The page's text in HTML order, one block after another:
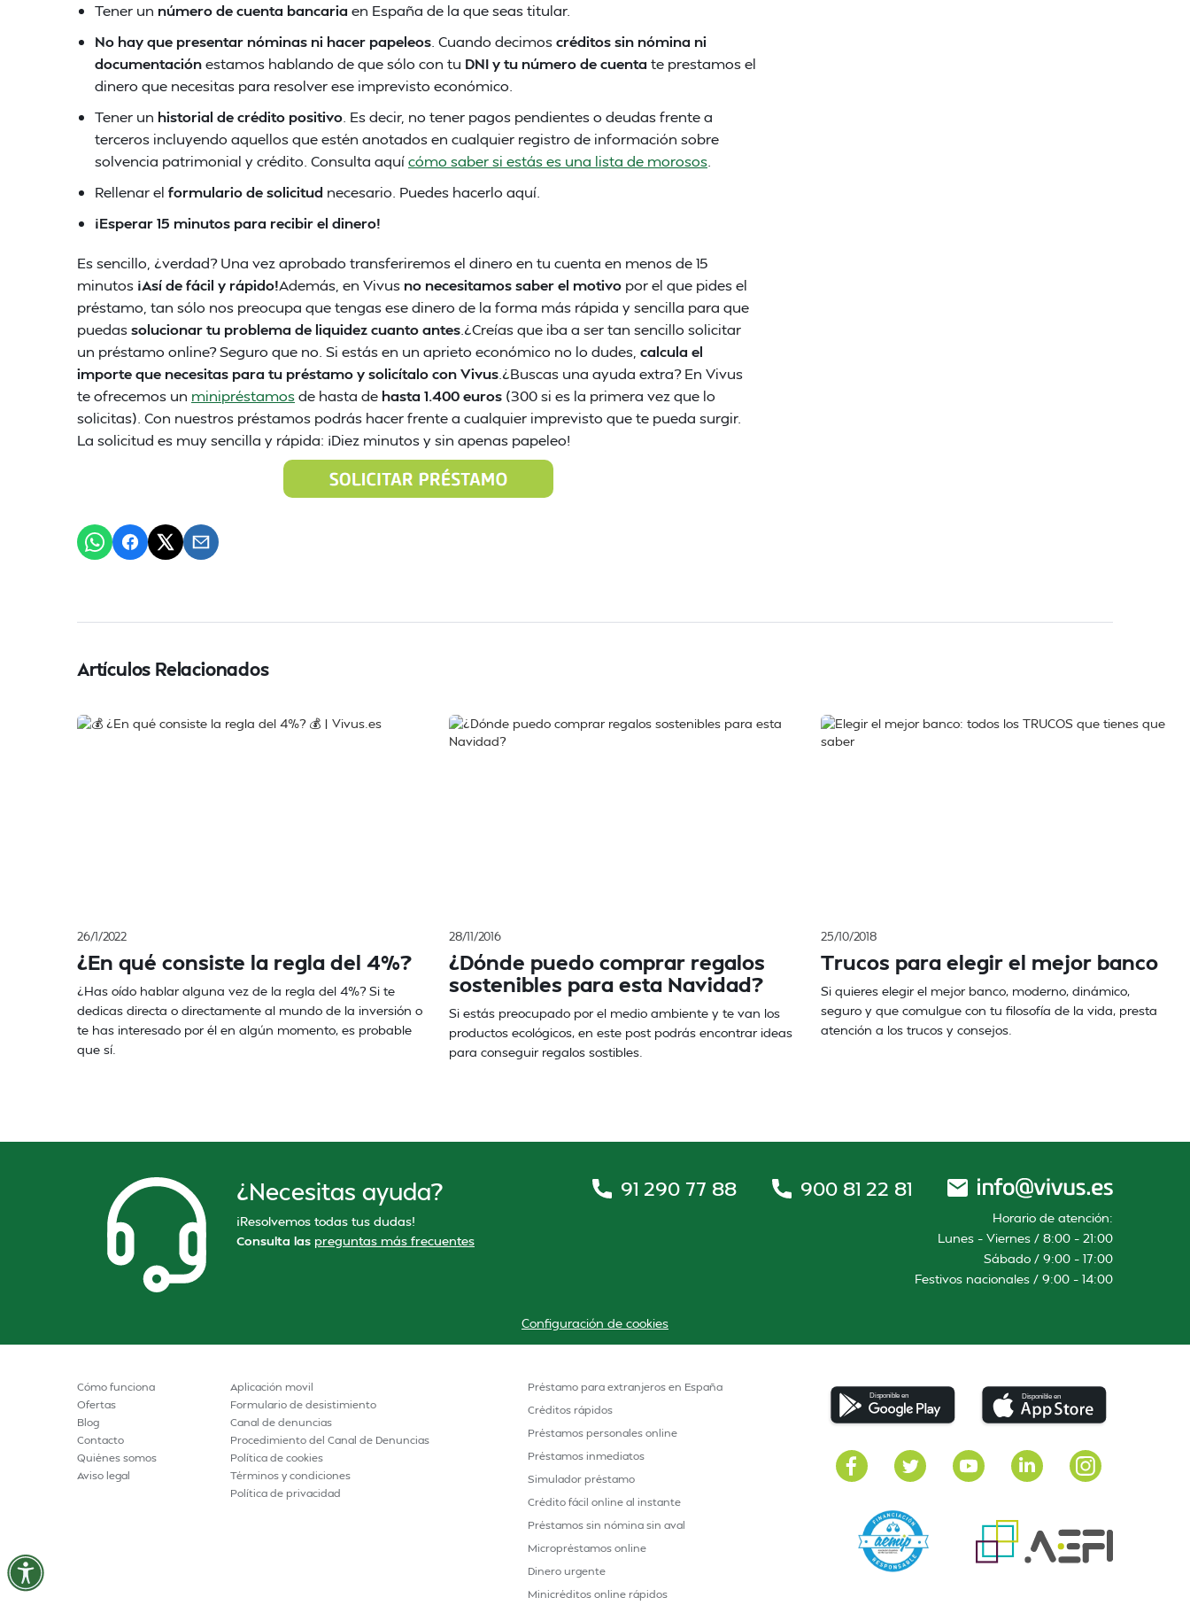
Tener un número de cuenta bancaria en España de la que seas titular.
No hay que presentar nóminas ni hacer papeleos . Cuando decimoscréditos sin nómina ni
documentaciónestamos hablando de que sólo con tu DNI y tu número de cuenta te prestamos el
dinero que necesitas para resolver ese imprevisto económico.
Tener un historial de crédito positivo . Es decir, no tener pagos pendientes o deudas frente a
terceros incluyendo aquellos que estén anotados en cualquier registro de información sobre
solvencia patrimonial y crédito. Consulta aquícómo saber si estás es una lista de morosos
Rellenar el formulario de solicitud necesario. Puedes hacerlo aquí.
¡Esperar 15 minutos para recibir el dinero!
Es sencillo, ¿verdad? Una vez aprobado transferiremos el dinero en tu cuenta en menos de 15
minutos ¡Así de fácil y rápido!Además, en Vivus no necesitamos saber el motivo por el que pides el
préstamo, tan sólo nos preocupa que tengas ese dinero de la forma más rápida y sencilla para que
puedassolucionar tu problema de liquidez cuanto antes .¿Creías que iba a ser tan sencillo solicitar
un préstamo online? Seguro que no. Si estás en un aprieto económico no lo dudes, calcula el
importe que necesitas para tu préstamo y solicítalo con Vivus .¿Buscas una ayuda extra? En Vivus
te ofrecemos un minipréstamosde hasta de hasta 1.400 euros (300 si es la primera vez que lo
solicitas). Con nuestros préstamos podrás hacer frente a cualquier imprevisto que te pueda surgir.
La solicitud es muy sencilla y rápida: ¡Diez minutos y sin apenas papeleo!
Artículos Relacionados
26/1/2022
¿En qué consiste la regla del 4%?
¿Has oído hablar alguna vez de la regla del 4%? Si te
dedicas directa o directamente al mundo de la inversión o
te has interesado por él en algún momento, es probable
que sí.
28/11/2016
¿Dónde puedo comprar regalos
sostenibles para esta Navidad?
Si estás preocupado por el medio ambiente y te van los
productos ecológicos, en este post podrás encontrar ideas
para conseguir regalos sostibles.
25/10/2018
Trucos para elegir el mejor banco
Si quieres elegir el mejor banco, moderno, dinámico,
seguro y que comulgue con tu filosofía de la vida, presta
atención a los trucos y consejos.
¿Necesitas ayuda?
¡Resolvemos todas tus dudas!
Consulta las preguntas más frecuentes
91 290 77 88 900 81 22 81
Horario de atención:
Lunes – Viernes / 8:00 – 21:00
Sábado / 9:00 – 17:00
Festivos nacionales / 9:00 – 14:00
Configuración de cookies
Cómo funciona
Ofertas
Blog
Contacto
Quiénes somos
Aviso legal
Aplicación movil
Formulario de desistimiento
Canal de denuncias
Procedimiento del Canal de Denuncias
Política de cookies
Términos y condiciones
Política de privacidad
Préstamo para extranjeros en España
Créditos rápidos
Préstamos personales online
Préstamos inmediatos
Simulador préstamo
Crédito fácil online al instante
Préstamos sin nómina sin aval
Micropréstamos online
Dinero urgente
Minicréditos online rápidos